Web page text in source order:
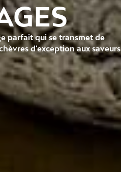
parfait qui se transmet de
d'exception aux saveurs